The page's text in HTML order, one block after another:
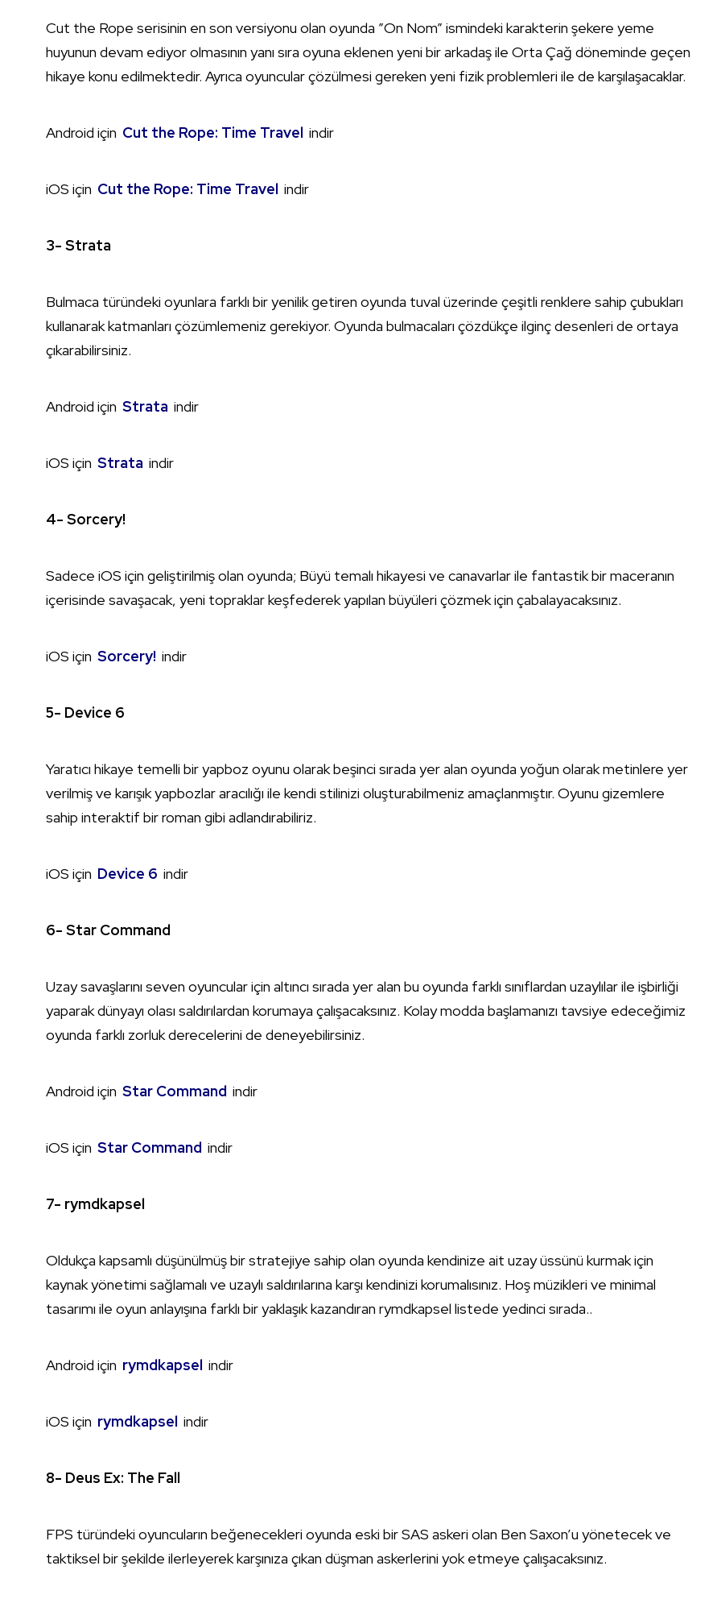
Cut the Rope serisinin en son versiyonu olan oyunda ”On Nom” ismindeki karakterin şekere yeme
huyunun devam ediyor olmasının yanı sıra oyuna eklenen yeni bir arkadaş ile Orta Çağ döneminde geçen
hikaye konu edilmektedir. Ayrıca oyuncular çözülmesi gereken yeni fizik problemleri ile de karşılaşacaklar.
Android için Cut the Rope: Time Travel indir
iOS için Cut the Rope: Time Travel indir
3- Strata
Bulmaca türündeki oyunlara farklı bir yenilik getiren oyunda tuval üzerinde çeşitli renklere sahip çubukları
kullanarak katmanları çözümlemeniz gerekiyor. Oyunda bulmacaları çözdükçe ilginç desenleri de ortaya
çıkarabilirsiniz.
Android için Strata indir
iOS için Strata indir
4- Sorcery!
Sadece iOS için geliştirilmiş olan oyunda; Büyü temalı hikayesi ve canavarlar ile fantastik bir maceranın
içerisinde savaşacak, yeni topraklar keşfederek yapılan büyüleri çözmek için çabalayacaksınız.
iOS için Sorcery! indir
5- Device 6
Yaratıcı hikaye temelli bir yapboz oyunu olarak beşinci sırada yer alan oyunda yoğun olarak metinlere yer
verilmiş ve karışık yapbozlar aracılığı ile kendi stilinizi oluşturabilmeniz amaçlanmıştır. Oyunu gizemlere
sahip interaktif bir roman gibi adlandırabiliriz.
iOS için Device 6 indir
6- Star Command
Uzay savaşlarını seven oyuncular için altıncı sırada yer alan bu oyunda farklı sınıflardan uzaylılar ile işbirliği
yaparak dünyayı olası saldırılardan korumaya çalışacaksınız. Kolay modda başlamanızı tavsiye edeceğimiz
oyunda farklı zorluk derecelerini de deneyebilirsiniz.
Android için Star Command indir
iOS için Star Command indir
7- rymdkapsel
Oldukça kapsamlı düşünülmüş bir stratejiye sahip olan oyunda kendinize ait uzay üssünü kurmak için
kaynak yönetimi sağlamalı ve uzaylı saldırılarına karşı kendinizi korumalısınız. Hoş müzikleri ve minimal
tasarımı ile oyun anlayışına farklı bir yaklaşık kazandıran rymdkapsel listede yedinci sırada..
Android için rymdkapsel indir
iOS için rymdkapsel indir
8- Deus Ex: The Fall
FPS türündeki oyuncuların beğenecekleri oyunda eski bir SAS askeri olan Ben Saxon’u yönetecek ve
taktiksel bir şekilde ilerleyerek karşınıza çıkan düşman askerlerini yok etmeye çalışacaksınız.